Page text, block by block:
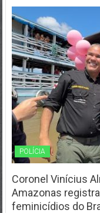
POLÍCIA
Coronel Vinícius
Amazonas
feminicídios do